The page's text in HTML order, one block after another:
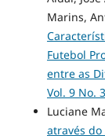
Marins,
Futebol
entre as
Vol. 9 No.
Luciane
através